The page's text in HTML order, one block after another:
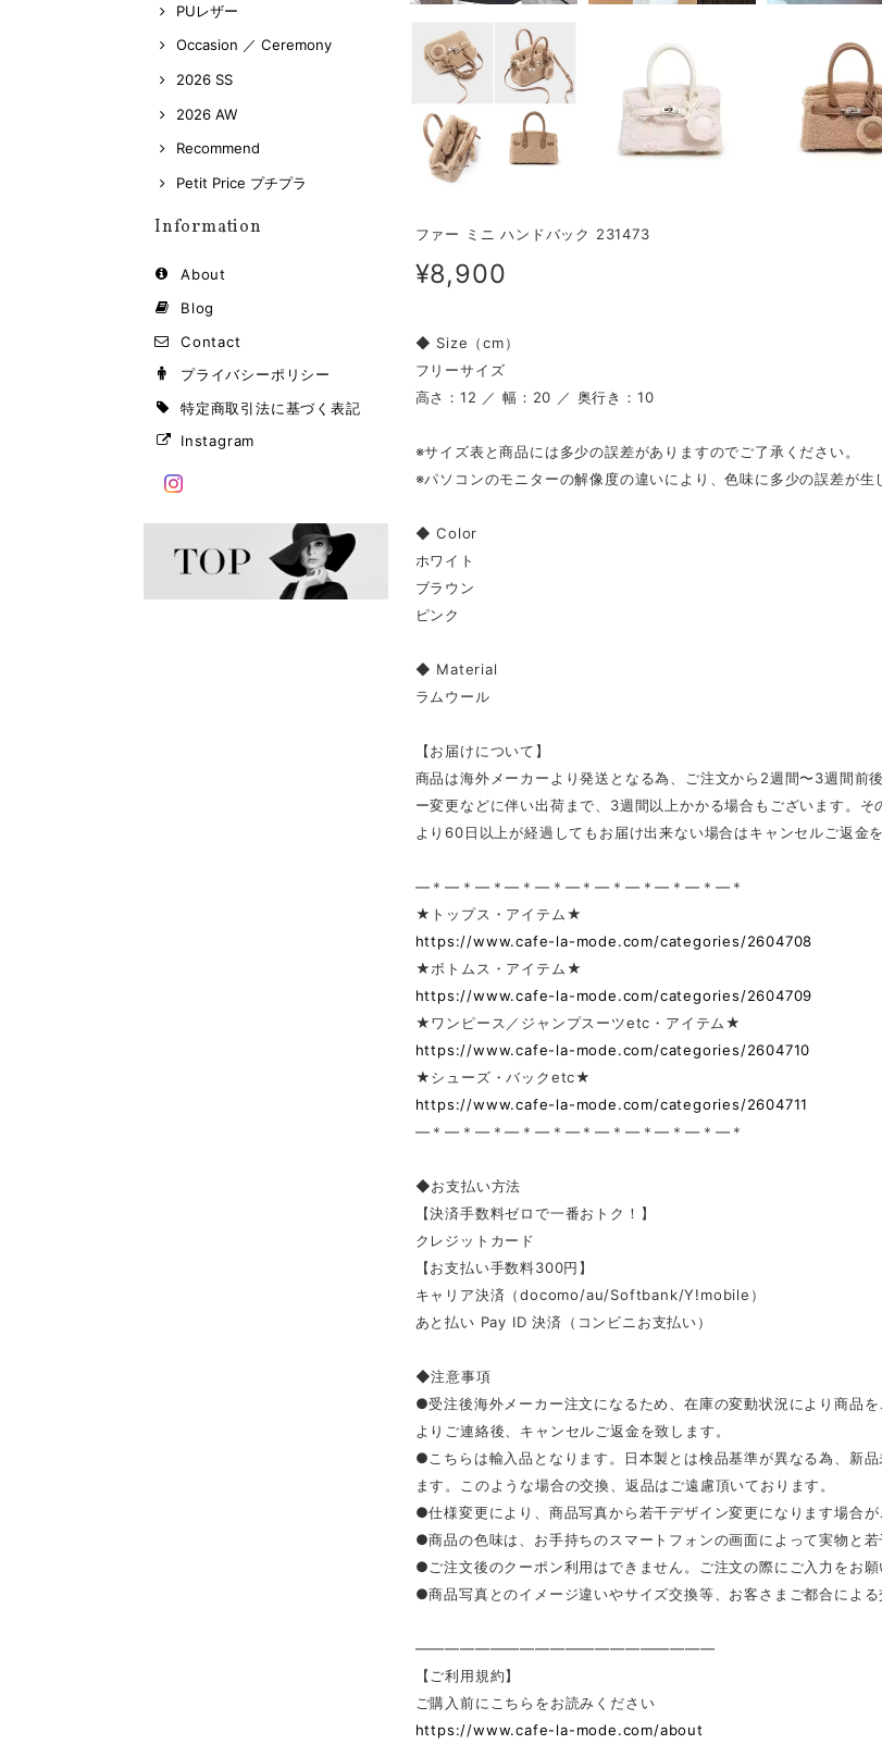
PUレザー
Occasion ／ Ceremony
2026 SS
2026 AW
Recommend
Petit Price プチプラ
Information
About
Blog
Contact
プライバシーポリシー
特定商取引法に基づく表記
Instagram
ファー ミニ ハンドバック 231473
¥8,900
◆ Size（cm）
フリーサイズ
高さ：12 ／ 幅：20 ／ 奥行き：10
※サイズ表と商品には多少の誤差がありますのでご了承ください。
※パソコンのモニターの解像度の違いにより、色味に多少の誤差が生
◆ Color
ホワイト
ブラウン
ピンク
◆ Material
ラムウール
【お届けについて】
商品は海外メーカーより発送となる為、ご注文から2週間〜3週間前
ー変更などに伴い出荷まで、3週間以上かかる場合もございます。
より60日以上が経過してもお届け出来ない場合はキャンセルご返金を
—＊—＊—＊—＊—＊—＊—＊—＊—＊—＊—＊
★トップス・アイテム★
https://www.cafe-la-mode.com/categories/2604708
★ボトムス・アイテム★
https://www.cafe-la-mode.com/categories/2604709
★ワンピース／ジャンプスーツetc・アイテム★
https://www.cafe-la-mode.com/categories/2604710
★シューズ・バックetc★
https://www.cafe-la-mode.com/categories/2604711
—＊—＊—＊—＊—＊—＊—＊—＊—＊—＊—＊
◆お支払い方法
【決済手数料ゼロで一番おトク！】
クレジットカード
【お支払い手数料300円】
キャリア決済（docomo/au/Softbank/Y!mobile）
あと払い Pay ID 決済（コンビニお支払い）
◆注意事項
●受注後海外メーカー注文になるため、在庫の変動状況により商品
よりご連絡後、キャンセルご返金を致します。
●こちらは輸入品となります。日本製とは検品基準が異なる為、新
ます。このような場合の交換、返品はご遠慮頂いております。
●仕様変更により、商品写真から若干デザイン変更になります場合が
●商品の色味は、お手持ちのスマートフォンの画面によって実物と若
●ご注文後のクーポン利用はできません。ご注文の際にご入力をお願
●商品写真とのイメージ違いやサイズ交換等、お客さまご都合による
————————————————————
【ご利用規約】
ご購入前にこちらをお読みください
https://www.cafe-la-mode.com/about